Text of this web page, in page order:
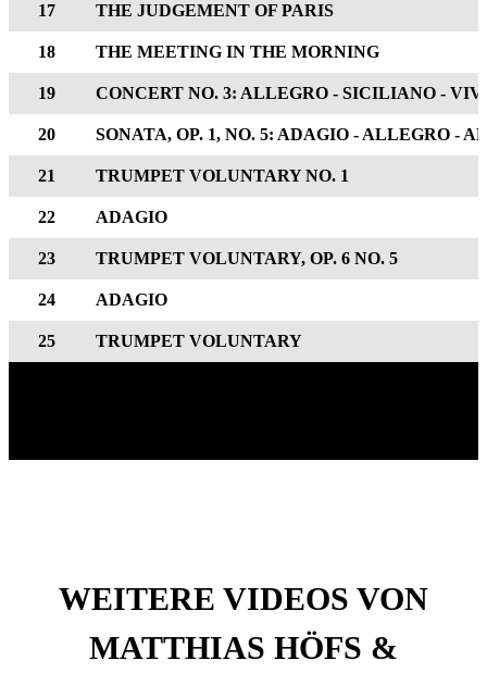
17 THE JUDGEMENT OF PARIS
18 THE MEETING IN THE MORNING
19 CONCERT NO. 3: ALLEGRO - SICILIANO -
20 SONATA, OP. 1, NO. 5: ADAGIO - ALLEGRO -
21 TRUMPET VOLUNTARY NO. 1
22 ADAGIO
23 TRUMPET VOLUNTARY, OP. 6 NO. 5
24 ADAGIO
25 TRUMPET VOLUNTARY
WEITERE VIDEOS VON
MATTHIAS HÖFS &